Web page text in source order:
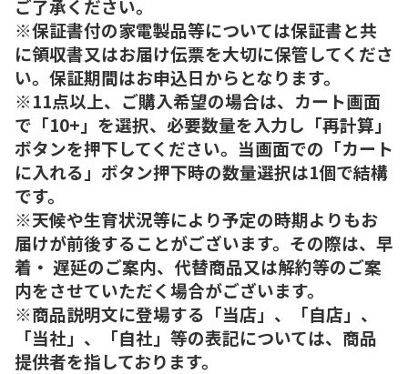
ご了承ください。
※保証書付の家電製品等については保証書と共
に領収書又はお届け伝票を大切に保管してくださ
い。保証期間はお申込日からとなります。
※11点以上、ご購入希望の場合は、カート画面
で「10+」を選択、必要数量を入力し「再計算」
ボタンを押下してください。当画面での「カート
に入れる」ボタン押下時の数量選択は1個で結構
です。
※天候や生育状況等により予定の時期よりもお
届けが前後することがございます。その際は、早
着・ 遅延のご案内、代替商品又は解約等のご案
内をさせていただく場合がございます。
※商品説明文に登場する「当店」、「自店」、
「当社」、「自社」等の表記については、商品
提供者を指しております。